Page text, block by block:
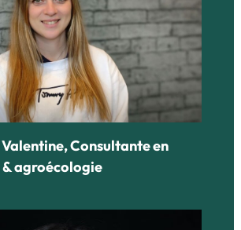
Consultante en
agroécologie